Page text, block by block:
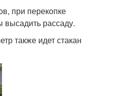
при перекопке
высадить рассаду.
также идет стакан